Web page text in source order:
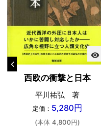
visibility
西欧の衝撃と日本
平川祐弘 著
定価： 5,280円
(本体 4,800円)